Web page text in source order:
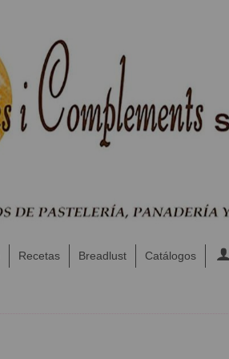
Recetas Breadlust Catálogos